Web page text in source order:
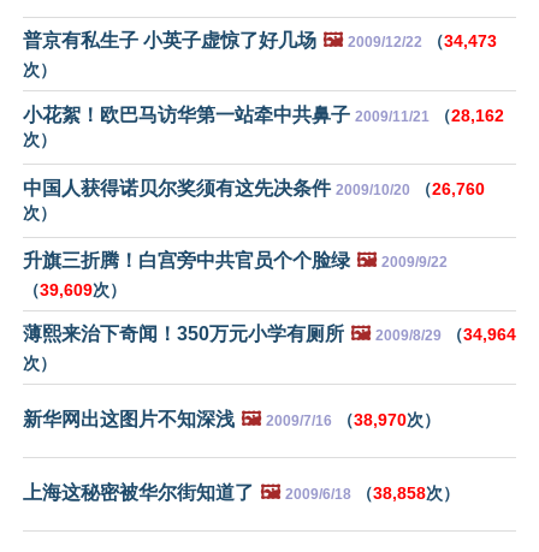
普京有私生子 小英子虚惊了好几场 🖼️ 2009/12/22 （34,473
次）
小花絮！欧巴马访华第一站牵中共鼻子 2009/11/21 （28,162
次）
中国人获得诺贝尔奖须有这先决条件 2009/10/20 （26,760
次）
升旗三折腾！白宫旁中共官员个个脸绿 🖼️ 2009/9/22
（39,609次）
薄熙来治下奇闻！350万元小学有厕所 🖼️ 2009/8/29 （34,964
次）
新华网出这图片不知深浅 🖼️ 2009/7/16 （38,970次）
上海这秘密被华尔街知道了 🖼️ 2009/6/18 （38,858次）